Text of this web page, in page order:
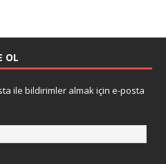
OL
ile bildirimler almak için e-posta